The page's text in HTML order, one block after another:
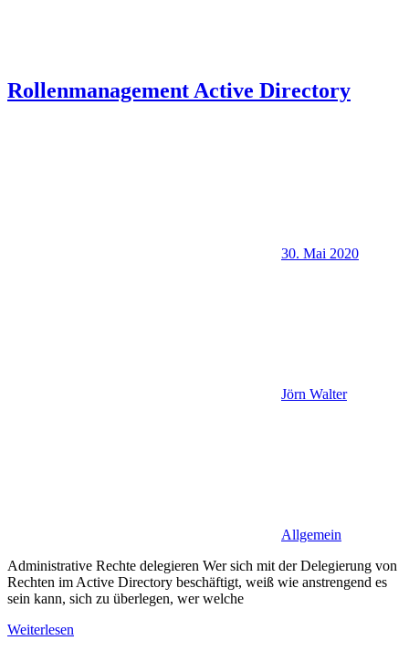
Rollenmanagement Active Directory
30. Mai 2020
Jörn Walter
Allgemein
Administrative Rechte delegieren Wer sich mit der Delegierung von
Rechten im Active Directory beschäftigt, weiß wie anstrengend es
sein kann, sich zu überlegen, wer welche
Weiterlesen